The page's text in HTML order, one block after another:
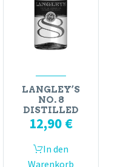
LANGLEY’S
NO. 8
DISTILLED
12,90 €
In den
Warenkorb